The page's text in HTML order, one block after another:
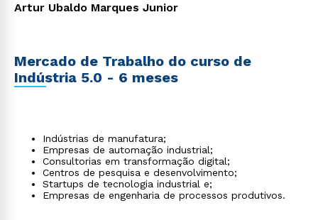
Artur Ubaldo Marques Junior
Mercado de Trabalho do curso de
Indústria 5.0 - 6 meses
Indústrias de manufatura;
Empresas de automação industrial;
Consultorias em transformação digital;
Centros de pesquisa e desenvolvimento;
Startups de tecnologia industrial e;
Empresas de engenharia de processos produtivos.